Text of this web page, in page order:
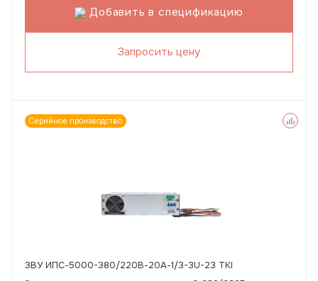
Добавить в спецификацию
Запросить цену
Серийное производство
ЗВУ ИПС-5000-380/220В-20А-1/3-3U-23 TKI